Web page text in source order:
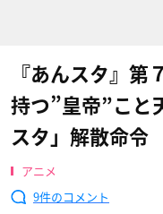
『あんスタ』
持つ”皇帝”こと
スタ」解散命令
アニメ
9